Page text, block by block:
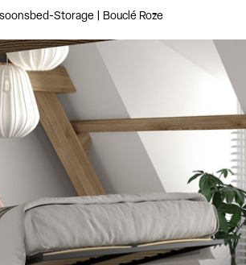
Storage | Bouclé Roze